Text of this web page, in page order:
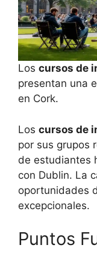
Los cursos de
presentan una
en Cork.
Los cursos de
por sus grupos
de estudiantes
con Dublin. La
oportunidades
excepcionales.
Puntos